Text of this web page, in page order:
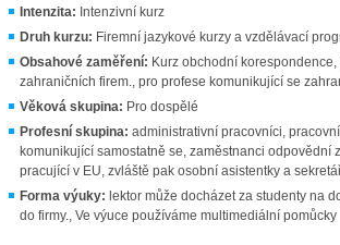
Intenzita: Intenzivní kurz
Druh kurzu: Firemní jazykové kurzy a vzdělávací
Obsahové zaměření: Kurz obchodní
zahraničních firem., pro profese komunikující se
Věková skupina: Pro dospělé
Profesní skupina: administrativní pracovníci,
komunikující samostatně se, zaměstnanci odpovědní
pracující v EU, zvláště pak osobní asistentky a
Forma výuky: lektor může docházet za studenty na
do firmy., Ve výuce používáme multimediální pomůcky